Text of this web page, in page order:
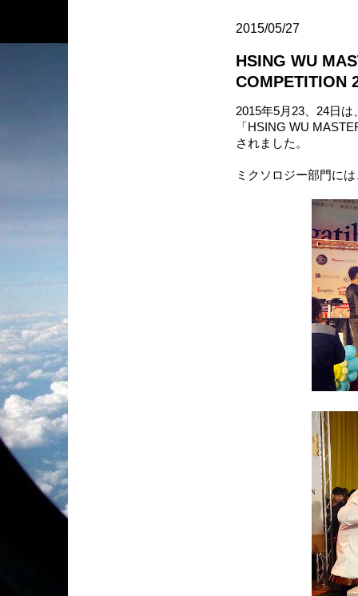
2015/05/27
HSING WU
COMPETITION
2015年5月23、24日
「HSING WU
されました。
ミクソロジー部門に